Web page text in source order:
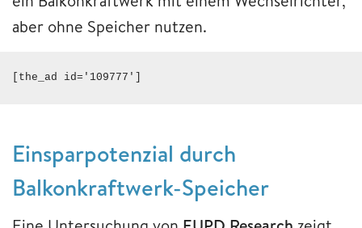
aber ohne Speicher nutzen.
[the_ad id='109777']
Einsparpotenzial durch
Balkonkraftwerk-Speicher